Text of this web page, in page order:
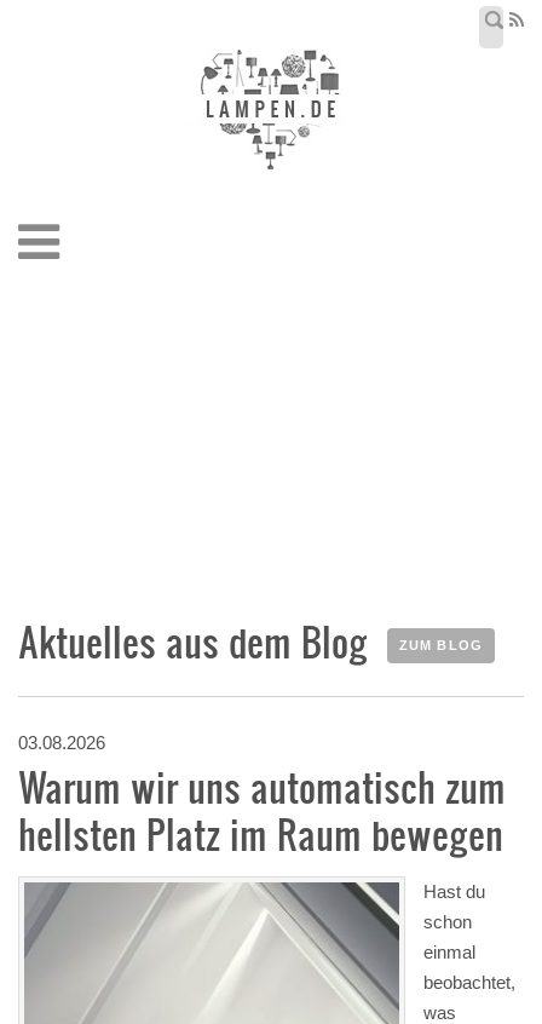
Aktuelles aus dem Blog ZUM BLOG
03.08.2026
Warum wir uns automatisch zum
hellsten Platz im Raum bewegen
Hast du
schon
einmal
beobachtet,
was